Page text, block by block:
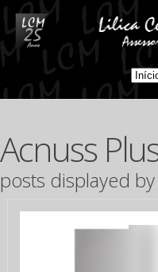
Acnuss
posts displayed